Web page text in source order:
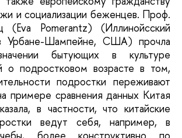
и социализации беженцев. Проф.
(Eva Pomerantz) (Иллинойсский
Урбане-Шампейне, США) прочла
бытующих в культуре
о подростковом возрасте в том,
подростки переживают
примере сравнения данных Китая
в частности, что китайские
ведут себя, например, в